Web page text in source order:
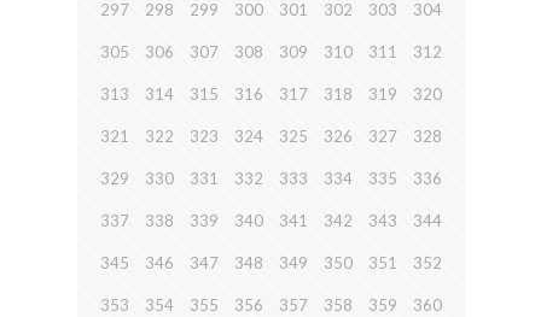
297 298 299 300 301 302 303 304
305 306 307 308 309 310 311 312
313 314 315 316 317 318 319 320
321 322 323 324 325 326 327 328
329 330 331 332 333 334 335 336
337 338 339 340 341 342 343 344
345 346 347 348 349 350 351 352
353 354 355 356 357 358 359 360